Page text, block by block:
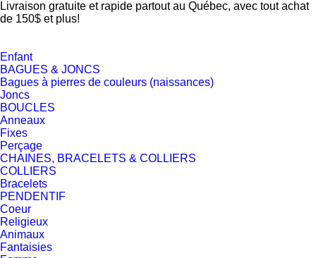
Livraison gratuite et rapide partout au Québec, avec tout achat
de 150$ et plus!
Enfant
BAGUES & JONCS
Bagues à pierres de couleurs (naissances)
Joncs
BOUCLES
Anneaux
Fixes
Perçage
CHAINES, BRACELETS & COLLIERS
COLLIERS
Bracelets
PENDENTIF
Coeur
Religieux
Animaux
Fantaisies